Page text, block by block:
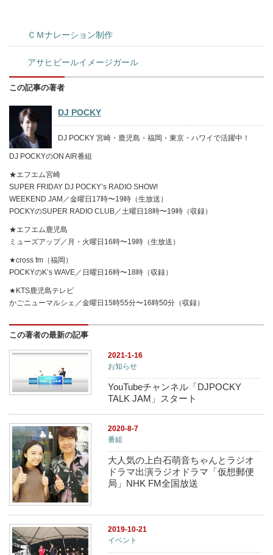
ＣＭナレーション制作
アサヒビールイメージガール
この記事の著者
DJ POCKY
DJ POCKY 宮崎・鹿児島・福岡・東京・ハワイで活躍中！
DJ POCKYのON AIR番組
★エフエム宮崎
SUPER FRIDAY DJ POCKY’s RADIO SHOW!
WEEKEND JAM／金曜日17時〜19時（生放送）
POCKYのSUPER RADIO CLUB／土曜日18時〜19時（収録）
★エフエム鹿児島
ミューズアップ／月・火曜日16時〜19時（生放送）
★cross fm（福岡）
POCKYのK’s WAVE／日曜日16時〜18時（収録）
★KTS鹿児島テレビ
かごニューマルシェ／金曜日15時55分〜16時50分（収録）
この著者の最新の記事
2021-1-16
お知らせ
YouTubeチャンネル「DJPOCKY
TALK JAM」スタート
2020-8-7
番組
大人気の上白石萌音ちゃんとラジオ
ドラマ出演ラジオドラマ「仮想郵便
局」NHK FM全国放送
2019-10-21
イベント